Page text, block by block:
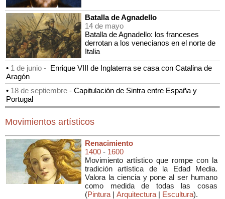
Batalla de Agnadello
14 de mayo
Batalla de Agnadello: los franceses
derrotan a los venecianos en el norte de
Italia
• 1 de junio - Enrique VIII de Inglaterra se casa con Catalina de
Aragón
• 18 de septiembre - Capitulación de Sintra entre España y
Portugal
Movimientos artísticos
Renacimiento
1400 - 1600
Movimiento artístico que rompe con la
tradición artística de la Edad Media.
Valora la ciencia y pone al ser humano
como medida de todas las cosas
(Pintura | Arquitectura | Escultura).